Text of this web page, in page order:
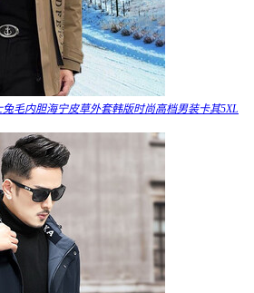
毛内胆海宁皮草外套韩版时尚高档男装卡其5XL